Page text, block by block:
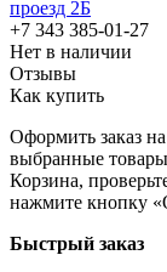
проезд 2Б
+7 343 385-01-27
Нет в наличии
Отзывы
Как купить
Оформить заказ
выбранные товары
Корзина,
нажмите кнопку
Быстрый заказ